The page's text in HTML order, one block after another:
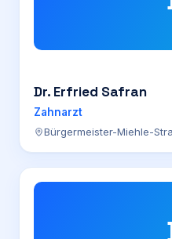
Dr. Erfried Safran
Zahnarzt
Bürgermeister-Miehle-